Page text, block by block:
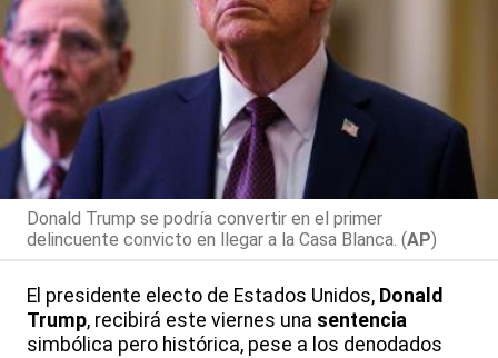
Donald Trump se podría convertir en el primer
delincuente convicto en llegar a la Casa Blanca. (AP)
El presidente electo de Estados Unidos, Donald
Trump, recibirá este viernes una sentencia
simbólica pero histórica, pese a los denodados